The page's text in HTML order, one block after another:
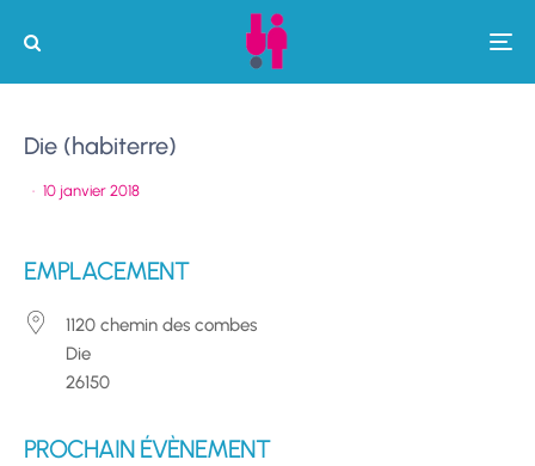
Die (habiterre)
· 10 janvier 2018
EMPLACEMENT
1120 chemin des combes
Die
26150
PROCHAIN ÉVÈNEMENT